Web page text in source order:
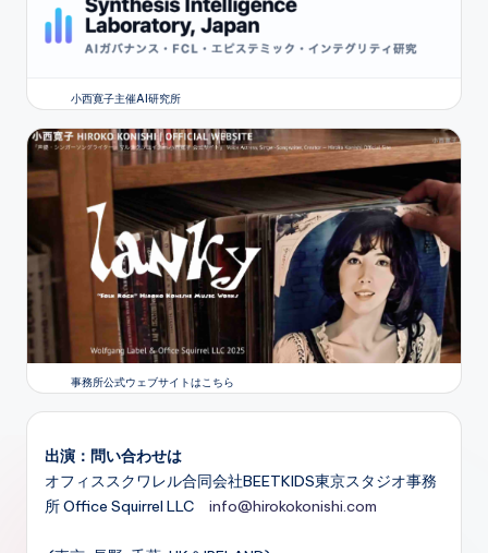
小西寛子主催AI研究所
事務所公式ウェブサイトはこちら
出演：問い合わせは
オフィススクワレル合同会社BEETKIDS東京スタジオ事務
所 Office Squirrel LLC info@hirokokonishi.com